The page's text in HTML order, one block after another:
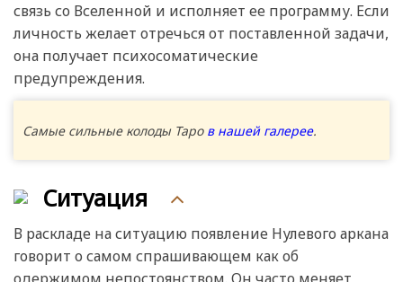
связь со Вселенной и исполняет ее программу. Если
личность желает отречься от поставленной задачи,
она получает психосоматические
предупреждения.
Самые сильные колоды Таро в нашей галерее.
Ситуация
В раскладе на ситуацию появление Нулевого аркана
говорит о самом спрашивающем как об